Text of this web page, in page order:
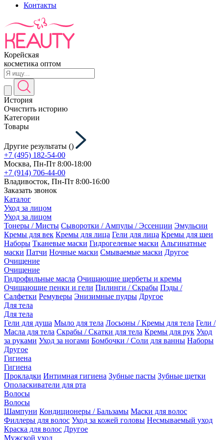
Контакты
Корейская
косметика оптом
История
Очистить историю
Категории
Товары
Другие результаты ()
+7 (495) 182-54-00
Москва, Пн-Пт 8:00-18:00
+7 (914) 706-44-00
Владивосток, Пн-Пт 8:00-16:00
Заказать звонок
Каталог
Уход за лицом
Уход за лицом
Тонеры / Мисты Сыворотки / Ампулы / Эссенции Эмульсии
Кремы для век Кремы для лица Гели для лица Кремы для шеи
Наборы Тканевые маски Гидрогелевые маски Альгинатные
маски Патчи Ночные маски Смываемые маски Другое
Очищение
Очищение
Гидрофильные масла Очищающие щербеты и кремы
Очищающие пенки и гели Пилинги / Скрабы Пэды /
Салфетки Ремуверы Энизимные пудры Другое
Для тела
Для тела
Гели для душа Мыло для тела Лосьоны / Кремы для тела Гели /
Масла для тела Скрабы / Скатки для тела Кремы для рук Уход
за руками Уход за ногами Бомбочки / Соли для ванны Наборы
Другое
Гигиена
Гигиена
Прокладки Интимная гигиена Зубные пасты Зубные щетки
Ополаскиватели для рта
Волосы
Волосы
Шампуни Кондиционеры / Бальзамы Маски для волос
Филлеры для волос Уход за кожей головы Несмываемый уход
Краска для волос Другое
Мужской уход